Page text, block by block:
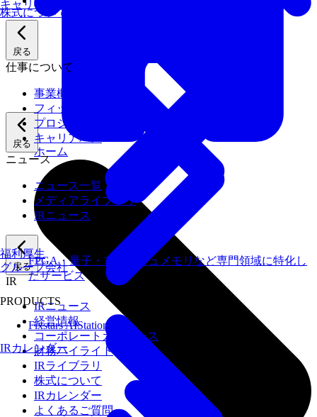
戻る
ニュース
ニュース一覧
メディアライブラリ
IRニュース
戻る
IR
IRニュース
経営情報
コーポレートガバナンス
財務ハイライト
IRライブラリ
株式について
IRカレンダー
よくあるご質問
グループ会社
FPGA・量子・フラッシュメモリなど専門領域に特化し
たサービス
PRODUCTS
Fixstars AIStation
株式について
IRカレンダー
福利厚生
キャリアパス
戻る
仕事について
事業概要
フィックスターズの強み
プロジェクト紹介
キャリアパス
ホーム